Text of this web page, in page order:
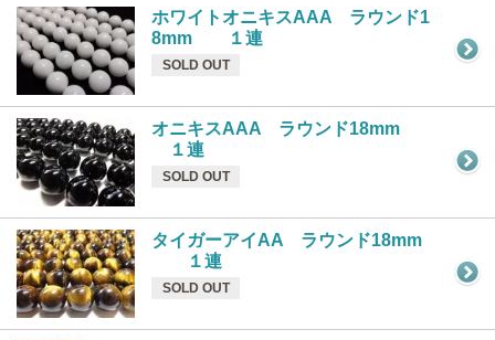
ホワイトオニキスAAA ラウンド1
8mm １連
SOLD OUT
オニキスAAA ラウンド18mm
１連
SOLD OUT
タイガーアイAA ラウンド18mm
１連
SOLD OUT